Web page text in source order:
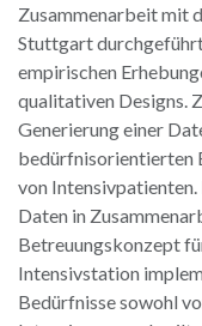
Zusammenarbeit mit
Stuttgart
empirischen
qualitativen Designs.
Generierung einer
bedürfnisorientierten
von
Daten in
Betreuungskonzept
Intensivstation
Bedürfnisse sowohl